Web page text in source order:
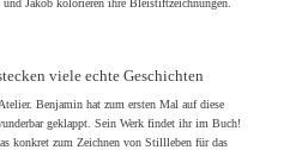
viele echte Geschichten
Benjamin hat zum ersten Mal auf diese
geklappt. Sein Werk findet ihr im Buch!
konkret zum Zeichnen von Stillleben für das